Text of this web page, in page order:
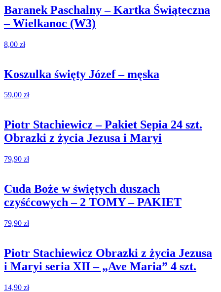
Baranek Paschalny – Kartka Świąteczna
– Wielkanoc (W3)
8,00 zł
Koszulka święty Józef – męska
59,00 zł
Piotr Stachiewicz – Pakiet Sepia 24 szt.
Obrazki z życia Jezusa i Maryi
79,90 zł
Cuda Boże w świętych duszach
czyśćcowych – 2 TOMY – PAKIET
79,90 zł
Piotr Stachiewicz Obrazki z życia Jezusa
i Maryi seria XII – „Ave Maria” 4 szt.
14,90 zł